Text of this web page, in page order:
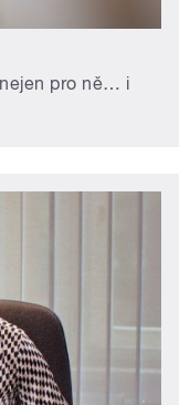
pro ně… i